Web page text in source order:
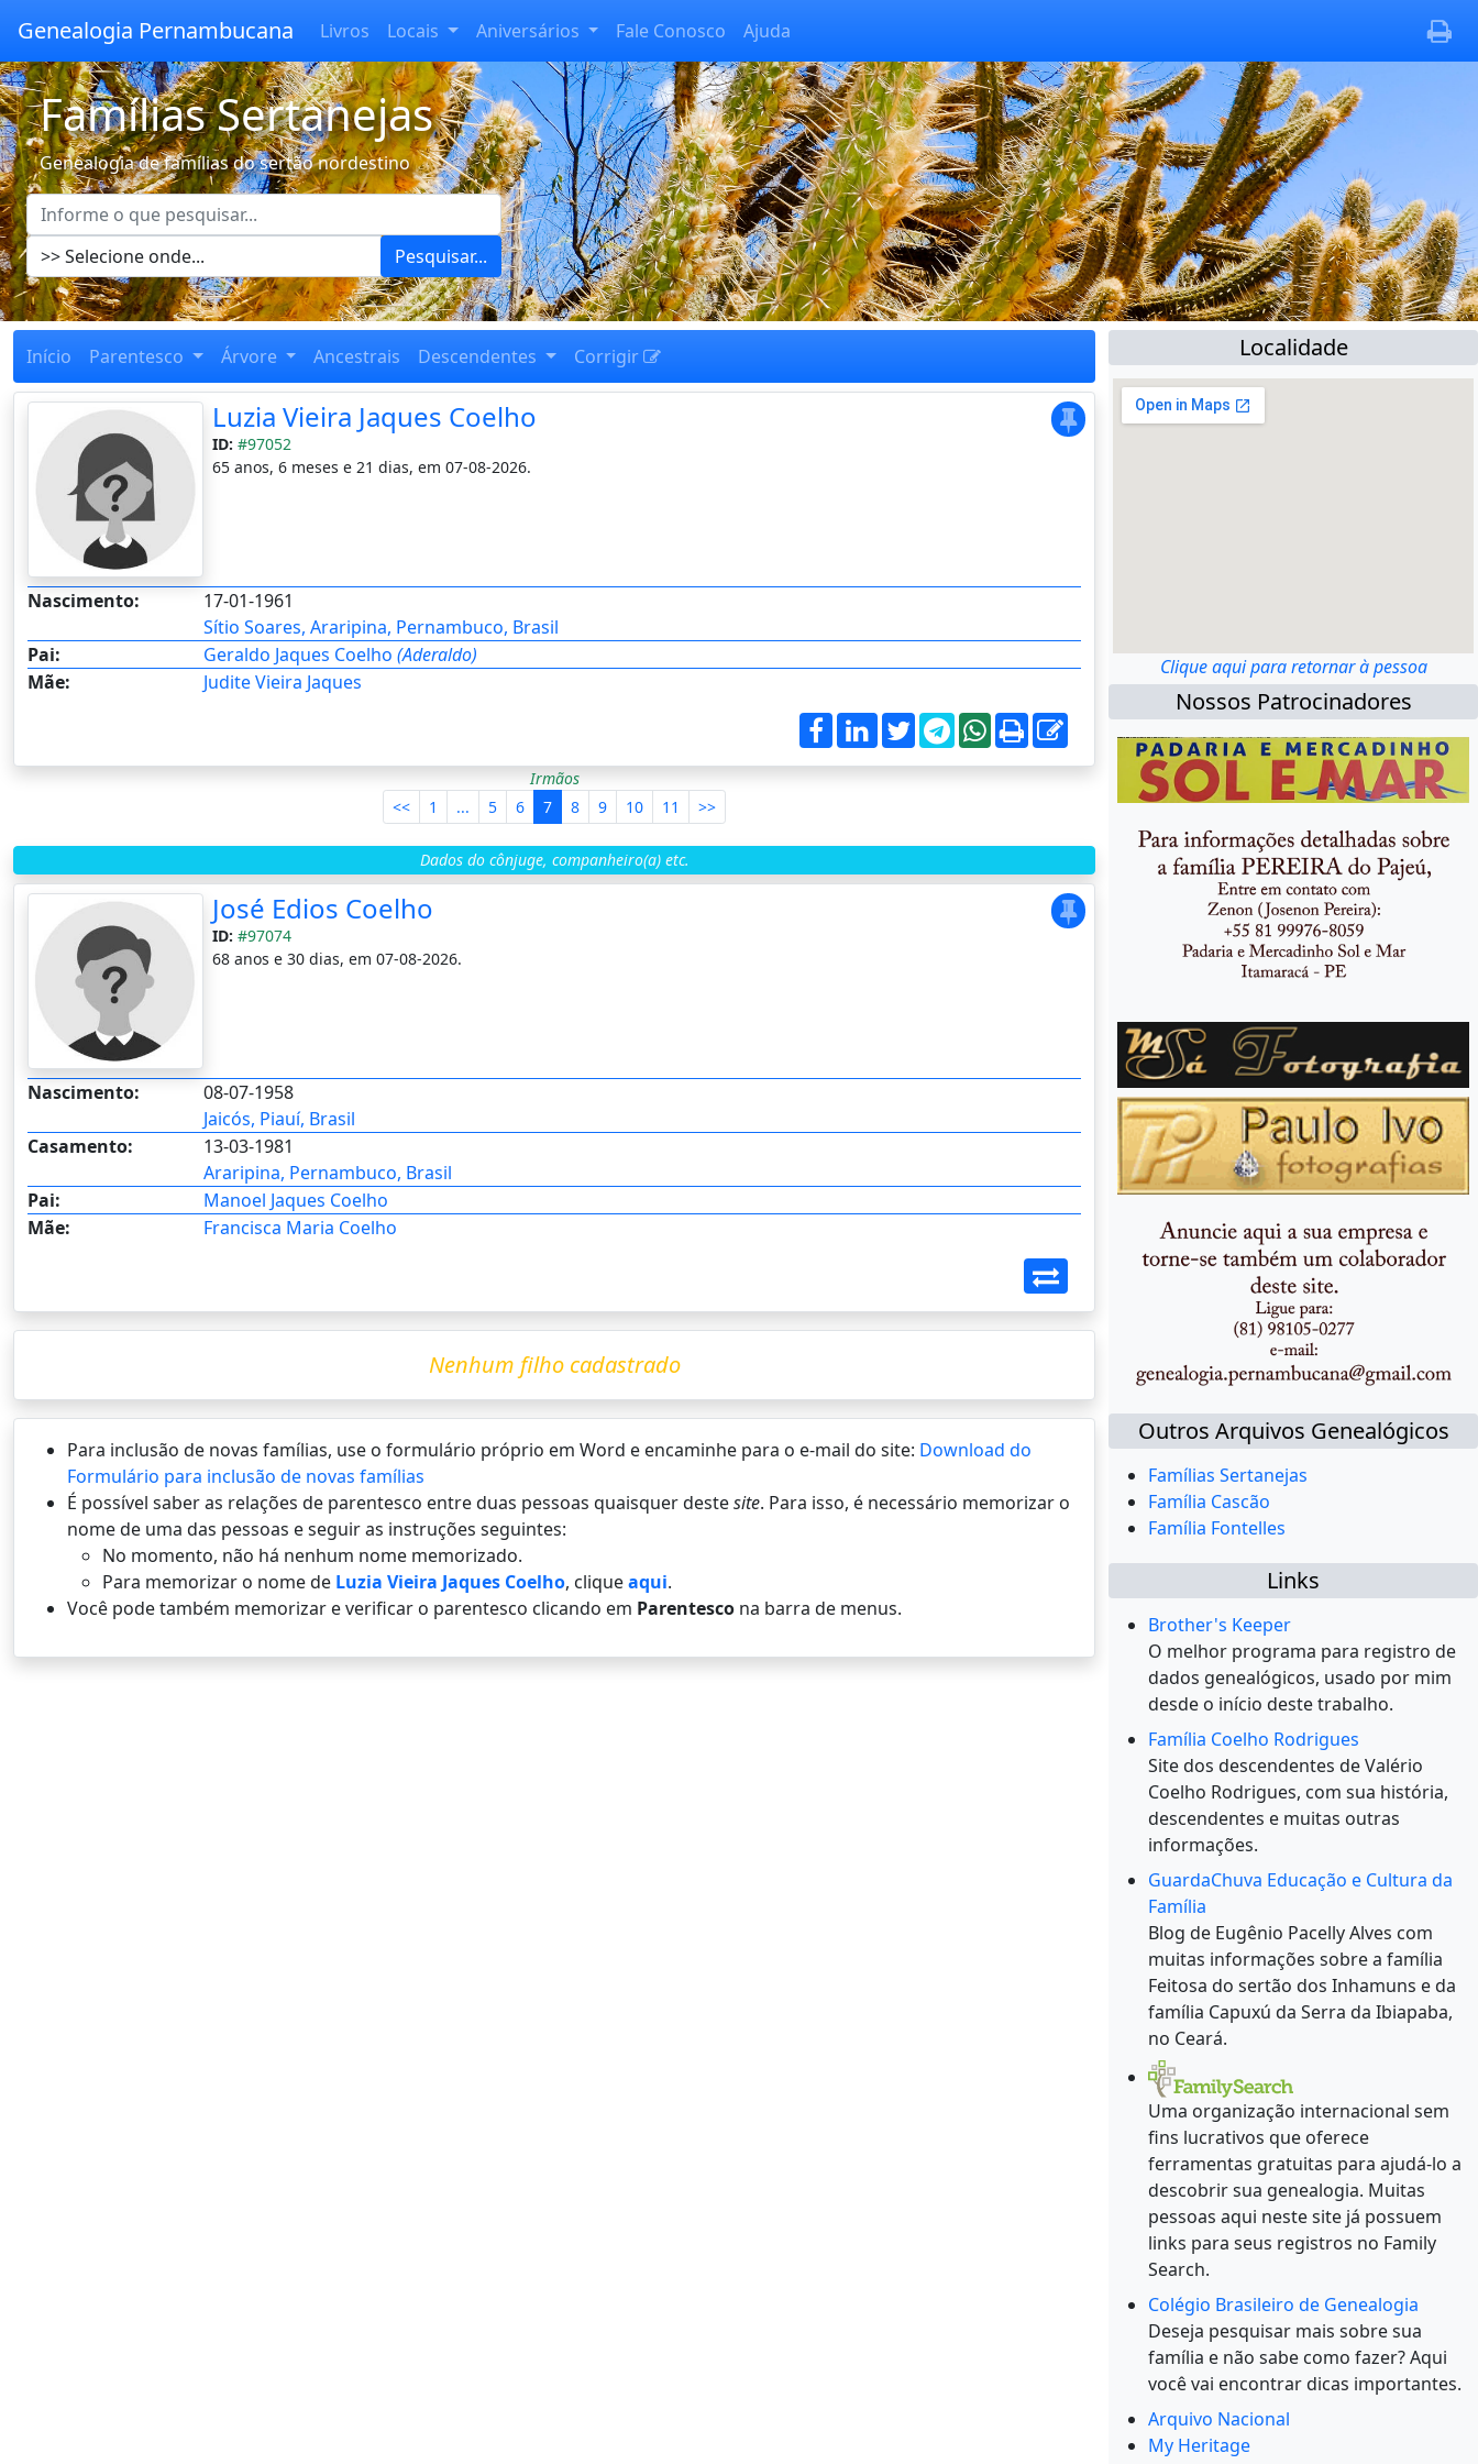
Genealogia Pernambucana Livros Locais Aniversários Fale Conosco Ajuda
Famílias Sertanejas
Genealogia de famílias do sertão nordestino
Pesquisar...
Início Parentesco Árvore Ancestrais Descendentes Corrigir
Luzia Vieira Jaques Coelho
ID: #97052
65 anos, 6 meses e 21 dias, em 07-08-2026.
Nascimento:
17-01-1961
Sítio Soares, Araripina, Pernambuco, Brasil
Pai:
Geraldo Jaques Coelho (Aderaldo)
Mãe:
Judite Vieira Jaques
Irmãos
<<
1 ... 5 6 7 8 9 10 11 >>
Dados do cônjuge, companheiro(a) etc.
José Edios Coelho
ID: #97074
68 anos e 30 dias, em 07-08-2026.
Nascimento:
08-07-1958
Jaicós, Piauí, Brasil
Casamento:
13-03-1981
Araripina, Pernambuco, Brasil
Pai:
Manoel Jaques Coelho
Mãe:
Francisca Maria Coelho
Nenhum filho cadastrado
Para inclusão de novas famílias, use o formulário próprio em Word e encaminhe para o e-mail do site: Download do
Formulário para inclusão de novas famílias
É possí­vel saber as relações de parentesco entre duas pessoas quaisquer destesite. Para isso, é necessário memorizar o
nome de uma das pessoas e seguir as instruções seguintes:
No momento, não há nenhum nome memorizado.
Para memorizar o nome de Luzia Vieira Jaques Coelho, cliqueaqui.
Você pode também memorizar e verificar o parentesco clicando em Parentesco na barra de menus.
Localidade
Clique aqui para retornar à pessoa
Nossos Patrocinadores
Outros Arquivos Genealógicos
Famílias Sertanejas
Família Cascão
Família Fontelles
Links
Brother's Keeper
O melhor programa para registro de
dados genealógicos, usado por mim
desde o início deste trabalho.
Família Coelho Rodrigues
Site dos descendentes de Valério
Coelho Rodrigues, com sua história,
descendentes e muitas outras
informações.
GuardaChuva Educação e Cultura da
Família
Blog de Eugênio Pacelly Alves com
muitas informações sobre a família
Feitosa do sertão dos Inhamuns e da
família Capuxú da Serra da Ibiapaba,
no Ceará.
Uma organização internacional sem
fins lucrativos que oferece
ferramentas gratuitas para ajudá-lo a
descobrir sua genealogia. Muitas
pessoas aqui neste site já possuem
links para seus registros no Family
Search.
Colégio Brasileiro de Genealogia
Deseja pesquisar mais sobre sua
família e não sabe como fazer? Aqui
você vai encontrar dicas importantes.
Arquivo Nacional
My Heritage